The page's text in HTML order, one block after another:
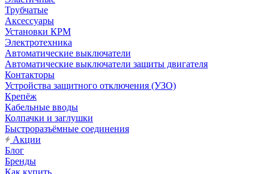
Трубчатые
Аксессуары
Установки КРМ
Электротехника
Автоматические выключатели
Автоматические выключатели защиты двигателя
Контакторы
Устройства защитного отключения (УЗО)
Крепёж
Кабельные вводы
Колпачки и заглушки
Быстроразъёмные соединения
Акции
Блог
Бренды
Как купить